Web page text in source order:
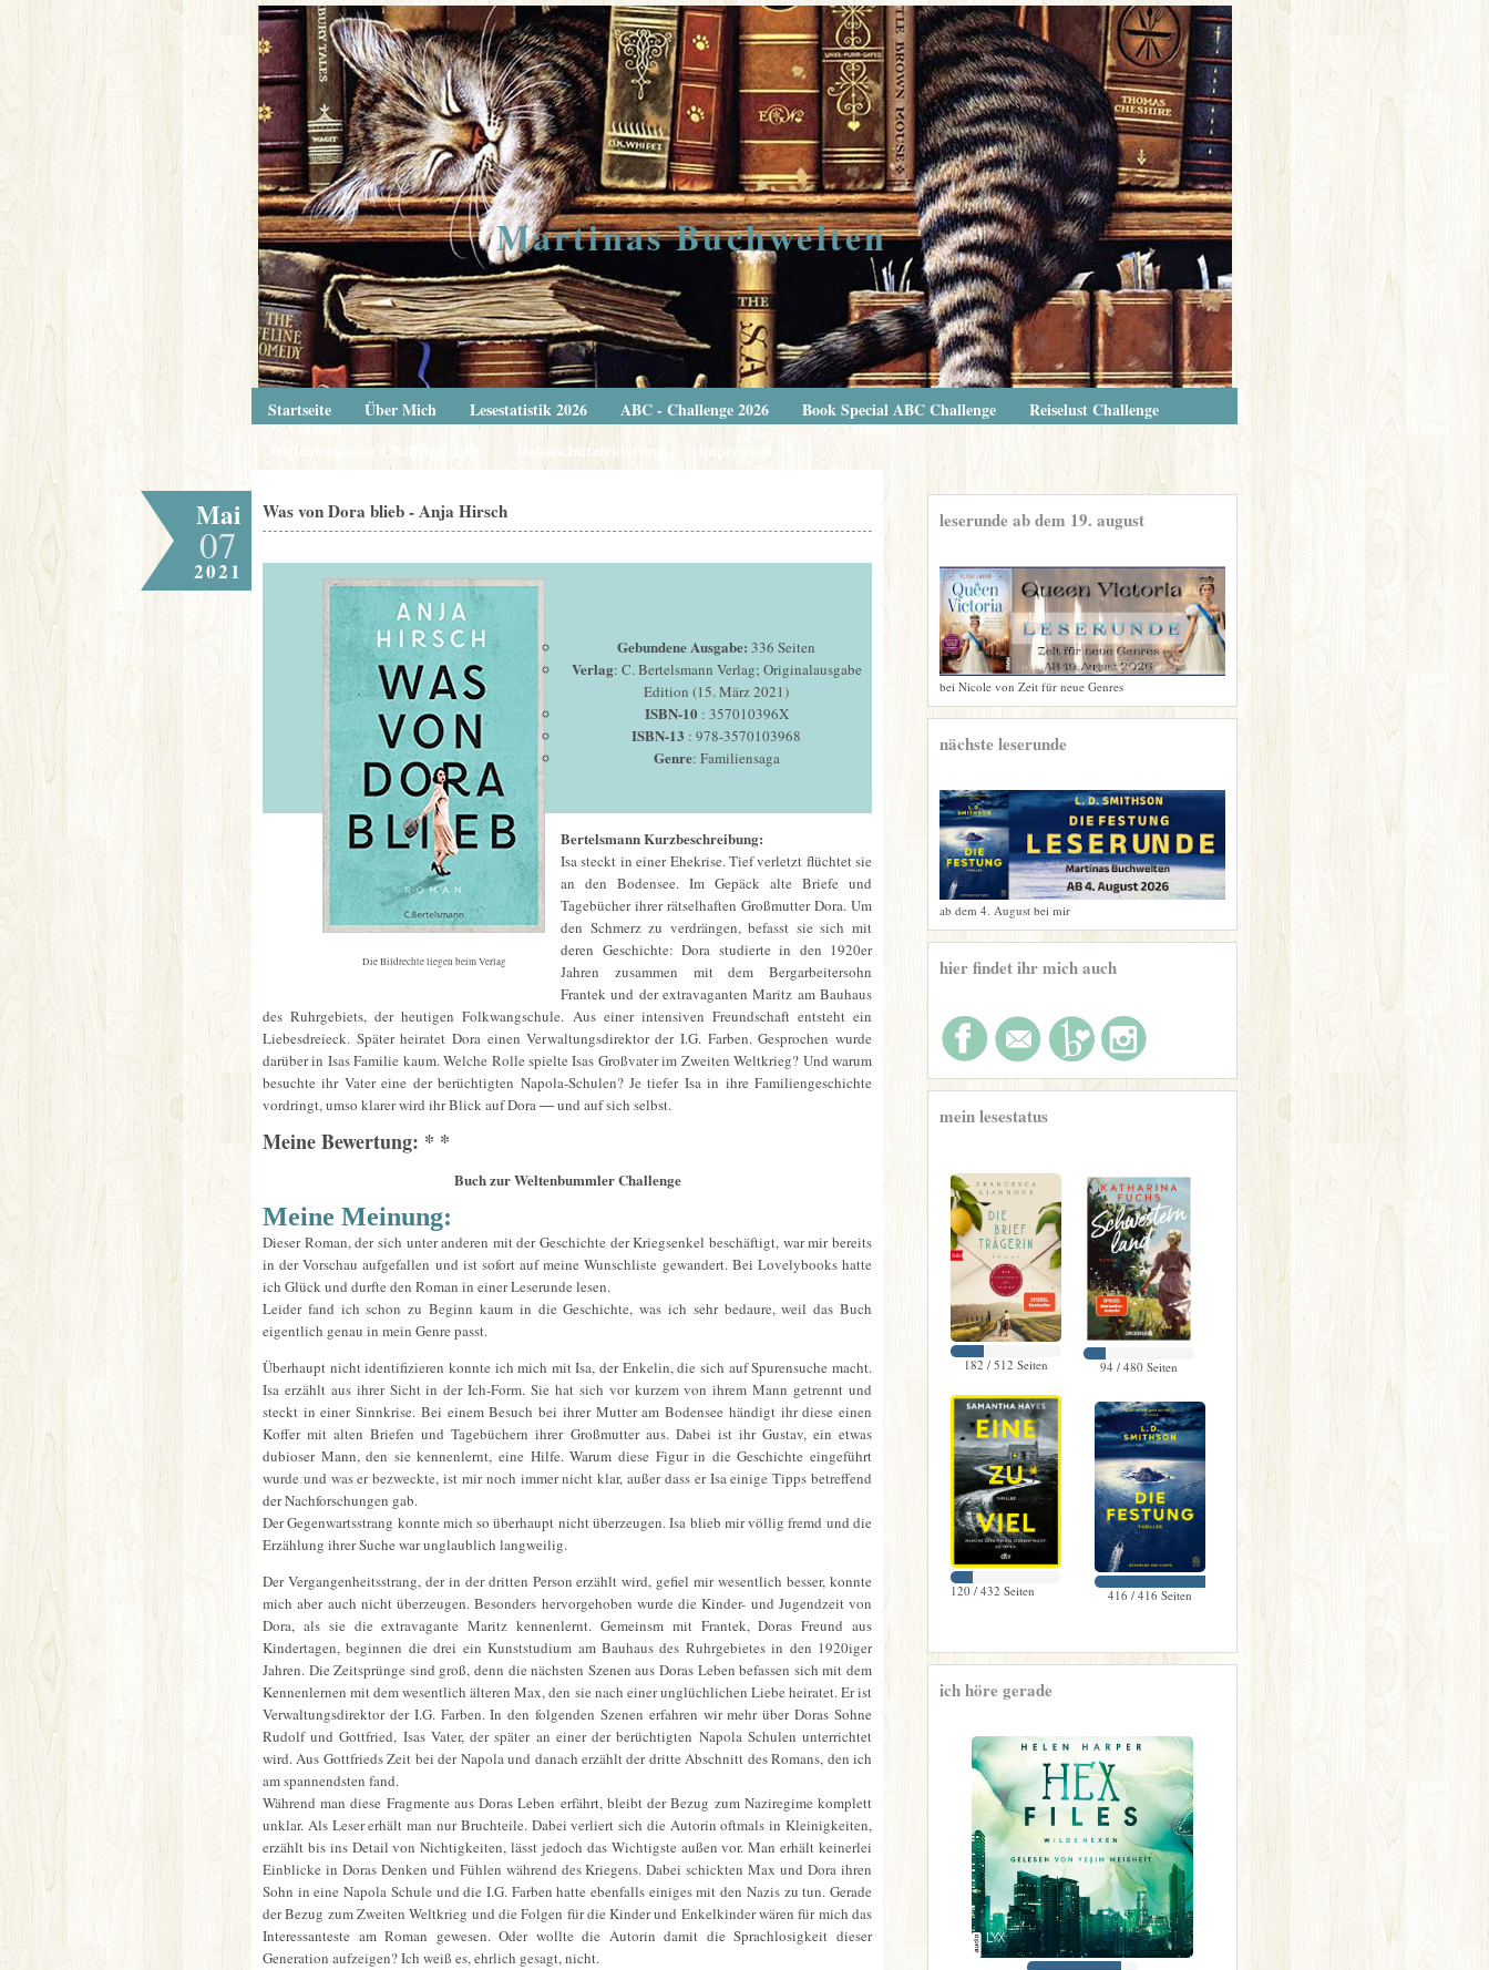
Martinas Buchwelten
Startseite Über Mich Lesestatistik 2026 ABC - Challenge 2026 Book Special ABC Challenge
Reiselust Challenge
Weltenbummler Challenge 2026
Datenschutzerklärung Impressum
Mai
07
2021
Was von Dora blieb - Anja Hirsch
Die Bildrechte liegen beim Verlag
Gebundene Ausgabe: 336 Seiten
Verlag: C. Bertelsmann Verlag; Originalausgabe
Edition (15. März 2021)
ISBN-10 : 357010396X
ISBN-13 : 978-3570103968
Genre: Familiensaga
Bertelsmann Kurzbeschreibung:
Isa steckt in einer Ehekrise. Tief verletzt flüchtet sie
an den Bodensee. Im Gepäck alte Briefe und
Tagebücher ihrer rätselhaften Großmutter Dora. Um
den Schmerz zu verdrängen, befasst sie sich mit
deren Geschichte: Dora studierte in den 1920er
Jahren zusammen mit dem Bergarbeitersohn
Frantek und der extravaganten Maritz am Bauhaus
des Ruhrgebiets, der heutigen Folkwangschule. Aus einer intensiven Freundschaft entsteht ein
Liebesdreieck. Später heiratet Dora einen Verwaltungsdirektor der I.G. Farben. Gesprochen wurde
darüber in Isas Familie kaum. Welche Rolle spielte Isas Großvater im Zweiten Weltkrieg? Und warum
besuchte ihr Vater eine der berüchtigten Napola-Schulen? Je tiefer Isa in ihre Familiengeschichte
vordringt, umso klarer wird ihr Blick auf Dora ― und auf sich selbst.
Meine Bewertung: * *
Buch zur Weltenbummler Challenge
Meine Meinung:
Dieser Roman, der sich unter anderen mit der Geschichte der Kriegsenkel beschäftigt, war mir bereits
in der Vorschau aufgefallen und ist sofort auf meine Wunschliste gewandert. Bei Lovelybooks hatte
ich Glück und durfte den Roman in einer Leserunde lesen.
Leider fand ich schon zu Beginn kaum in die Geschichte, was ich sehr bedaure, weil das Buch
eigentlich genau in mein Genre passt.
Überhaupt nicht identifizieren konnte ich mich mit Isa, der Enkelin, die sich auf Spurensuche macht.
Isa erzählt aus ihrer Sicht in der Ich-Form. Sie hat sich vor kurzem von ihrem Mann getrennt und
steckt in einer Sinnkrise. Bei einem Besuch bei ihrer Mutter am Bodensee händigt ihr diese einen
Koffer mit alten Briefen und Tagebüchern ihrer Großmutter aus. Dabei ist ihr Gustav, ein etwas
dubioser Mann, den sie kennenlernt, eine Hilfe. Warum diese Figur in die Geschichte eingeführt
wurde und was er bezweckte, ist mir noch immer nicht klar, außer dass er Isa einige Tipps betreffend
der Nachforschungen gab.
Der Gegenwartsstrang konnte mich so überhaupt nicht überzeugen. Isa blieb mir völlig fremd und die
Erzählung ihrer Suche war unglaublich langweilig.
Der Vergangenheitsstrang, der in der dritten Person erzählt wird, gefiel mir wesentlich besser, konnte
mich aber auch nicht überzeugen. Besonders hervorgehoben wurde die Kinder- und Jugendzeit von
Dora, als sie die extravagante Maritz kennenlernt. Gemeinsm mit Frantek, Doras Freund aus
Kindertagen, beginnen die drei ein Kunststudium am Bauhaus des Ruhrgebietes in den 1920iger
Jahren. Die Zeitsprünge sind groß, denn die nächsten Szenen aus Doras Leben befassen sich mit dem
Kennenlernen mit dem wesentlich älteren Max, den sie nach einer unglüchlichen Liebe heiratet. Er ist
Verwaltungsdirektor der I.G. Farben. In den folgenden Szenen erfahren wir mehr über Doras Sohne
Rudolf und Gottfried, Isas Vater, der später an einer der berüchtigten Napola Schulen unterrichtet
wird. Aus Gottfrieds Zeit bei der Napola und danach erzählt der dritte Abschnitt des Romans, den ich
am spannendsten fand.
Während man diese Fragmente aus Doras Leben erfährt, bleibt der Bezug zum Naziregime komplett
unklar. Als Leser erhält man nur Bruchteile. Dabei verliert sich die Autorin oftmals in Kleinigkeiten,
erzählt bis ins Detail von Nichtigkeiten, lässt jedoch das Wichtigste außen vor. Man erhält keinerlei
Einblicke in Doras Denken und Fühlen während des Kriegens. Dabei schickten Max und Dora ihren
Sohn in eine Napola Schule und die I.G. Farben hatte ebenfalls einiges mit den Nazis zu tun. Gerade
der Bezug zum Zweiten Weltkrieg und die Folgen für die Kinder und Enkelkinder wären für mich das
Interessanteste am Roman gewesen. Oder wollte die Autorin damit die Sprachlosigkeit dieser
Generation aufzeigen? Ich weiß es, ehrlich gesagt, nicht.
leserunde ab dem 19. august
bei Nicole von Zeit für neue Genres
nächste leserunde
ab dem 4. August bei mir
hier findet ihr mich auch
mein lesestatus
182 / 512 Seiten
120 / 432 Seiten
94 / 480 Seiten
416 / 416 Seiten
ich höre gerade